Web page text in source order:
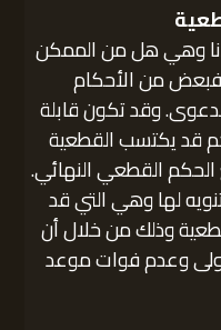
وهي هل من الممكن
من الأحكام
وقد تكون قابلة
قد يكتسب القطعية
الحكم القطعي النهائي.
لها وهي التي قد
وذلك من خلال أن
وعدم فوات موعد